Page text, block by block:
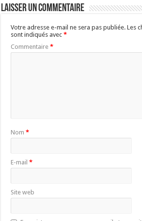
Laisser un commentaire
Votre adresse e-mail ne sera pas publiée. Les
sont indiqués avec*
Commentaire*
Nom*
E-mail*
Site web